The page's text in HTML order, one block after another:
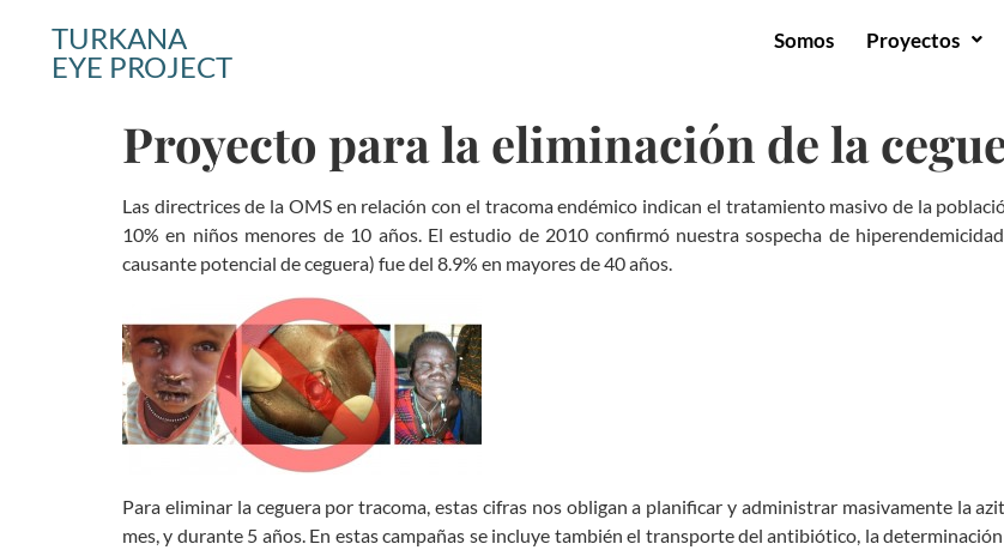
TURKANA
EYE PROJECT
Somos Proyectos
Proyecto para la eliminación de la
Las directrices de la OMS en relación con el tracoma endémico indican el tratamiento masivo de la
10% en niños menores de 10 años. El estudio de 2010 confirmó nuestra sospecha de
causante potencial de ceguera) fue del 8.9% en mayores de 40 años.
Para eliminar la ceguera por tracoma, estas cifras nos obligan a planificar y administrar masivamente la
mes, y durante 5 años. En estas campañas se incluye también el transporte del antibiótico, la